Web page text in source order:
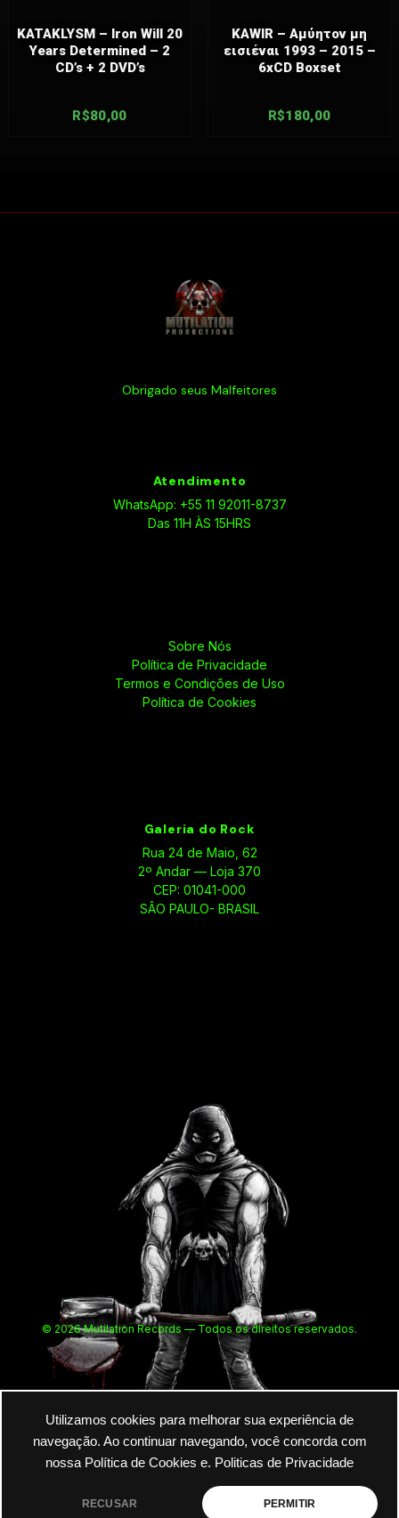
Utilizamos cookies para melhorar sua experiência de
navegação. Ao continuar navegando, você concorda com
nossa Política de Cookies e. Politicas de Privacidade
RECUSAR PERMITIR
KATAKLYSM – Iron Will 20
Years Determined – 2
CD’s + 2 DVD’s
R$80,00
KAWIR – Αμύητον μη
εισιέναι 1993 – 2015 –
6xCD Boxset
R$180,00
Obrigado seus Malfeitores
Atendimento
WhatsApp: +55 11 92011-8737
Das 11H ÀS 15HRS
Sobre Nós
Política de Privacidade
Termos e Condições de Uso
Política de Cookies
Galeria do Rock
Rua 24 de Maio, 62
2º Andar — Loja 370
CEP: 01041-000
SÃO PAULO- BRASIL
© 2026 Mutilation Records — Todos os direitos reservados.